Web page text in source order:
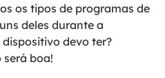
os tipos de programas de
deles durante a
devo ter?
boa!